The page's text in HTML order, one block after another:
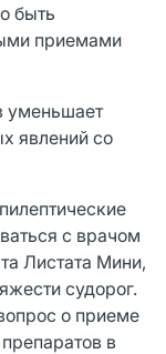
быть
приемами
уменьшает
явлений со
с врачом
Листата Мини,
судорог.
о приеме
в